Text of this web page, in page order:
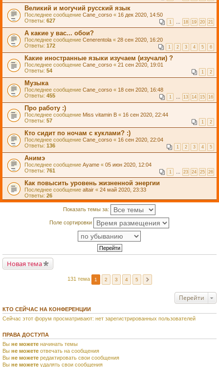
Великий и могучий русский язык
Последнее сообщение Cane_corso « 16 дек 2020, 14:50
Ответы: 627 1 … 18 19 20 21
А какие у вас... обои?
Последнее сообщение Cenerentola « 28 сен 2020, 16:20
Ответы: 172 1 2 3 4 5 6
Какие иностранные языки изучаем (изучали) ?
Последнее сообщение Cane_corso « 21 сен 2020, 19:01
Ответы: 54 1 2
Музыка
Последнее сообщение Cane_corso « 18 сен 2020, 16:48
Ответы: 455 1 … 13 14 15 16
Про работу :)
Последнее сообщение Miss vitamin B « 16 сен 2020, 22:44
Ответы: 57 1 2
Кто сидит по ночам с куклами? :)
Последнее сообщение Cane_corso « 16 сен 2020, 22:04
Ответы: 136 1 2 3 4 5
Анимэ
Последнее сообщение Ayame « 05 июн 2020, 12:04
Ответы: 761 1 … 23 24 25 26
Как повысить уровень жизненной энергии
Последнее сообщение altair « 24 май 2020, 23:33
Ответы: 26
Показать темы за:
Поле сортировки
Новая тема
131 тема 1 2 3 4 5
Перейти
КТО СЕЙЧАС НА КОНФЕРЕНЦИИ
Сейчас этот форум просматривают: нет зарегистрированных пользователей
ПРАВА ДОСТУПА
Вы не можете начинать темы
Вы не можете отвечать на сообщения
Вы не можете редактировать свои сообщения
Вы не можете удалять свои сообщения